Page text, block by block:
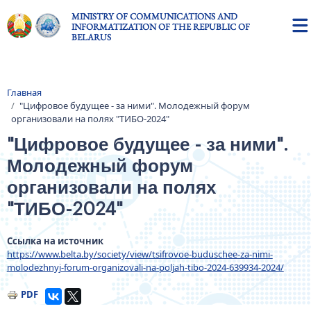
MINISTRY OF COMMUNICATIONS AND
INFORMATIZATION OF THE REPUBLIC OF
BELARUS
Breadcrumb
Главная
"Цифровое будущее - за ними". Молодежный форум
организовали на полях "ТИБО-2024"
"Цифровое будущее - за ними".
Молодежный форум
организовали на полях
"ТИБО-2024"
Ссылка на источник
https://www.belta.by/society/view/tsifrovoe-buduschee-za-nimi-
molodezhnyj-forum-organizovali-na-poljah-tibo-2024-639934-2024/
PDF